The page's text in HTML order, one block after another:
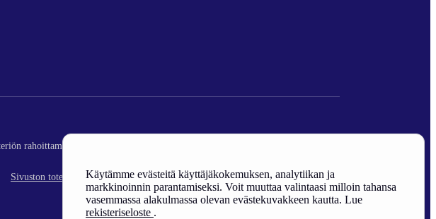
Käytämme evästeitä käyttäjäkokemuksen, analytiikan ja
markkinoinnin parantamiseksi. Voit muuttaa valintaasi milloin tahansa
vasemmassa alakulmassa olevan evästekuvakkeen kautta. Lue
rekisteriseloste .
rahoittamaa (kalatalouden edistäminen).
Sivuston toteutus